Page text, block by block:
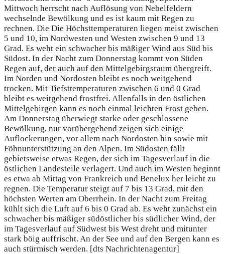
Mittwoch herrscht nach Auflösung von Nebelfeldern
wechselnde Bewölkung und es ist kaum mit Regen zu
rechnen. Die Die Höchsttemperaturen liegen meist zwischen
5 und 10, im Nordwesten und Westen zwischen 9 und 13
Grad. Es weht ein schwacher bis mäßiger Wind aus Süd bis
Südost. In der Nacht zum Donnerstag kommt von Süden
Regen auf, der auch auf den Mittelgebirgsraum übergreift.
Im Norden und Nordosten bleibt es noch weitgehend
trocken. Mit Tiefsttemperaturen zwischen 6 und 0 Grad
bleibt es weitgehend frostfrei. Allenfalls in den östlichen
Mittelgebirgen kann es noch einmal leichten Frost geben.
Am Donnerstag überwiegt starke oder geschlossene
Bewölkung, nur vorübergehend zeigen sich einige
Auflockerungen, vor allem nach Nordosten hin sowie mit
Föhnunterstützung an den Alpen. Im Südosten fällt
gebietsweise etwas Regen, der sich im Tagesverlauf in die
östlichen Landesteile verlagert. Und auch im Westen beginnt
es etwa ab Mittag von Frankreich und Benelux her leicht zu
regnen. Die Temperatur steigt auf 7 bis 13 Grad, mit den
höchsten Werten am Oberrhein. In der Nacht zum Freitag
kühlt sich die Luft auf 6 bis 0 Grad ab. Es weht zunächst ein
schwacher bis mäßiger südöstlicher bis südlicher Wind, der
im Tagesverlauf auf Südwest bis West dreht und mitunter
stark böig auffrischt. An der See und auf den Bergen kann es
auch stürmisch werden. [dts Nachrichtenagentur]